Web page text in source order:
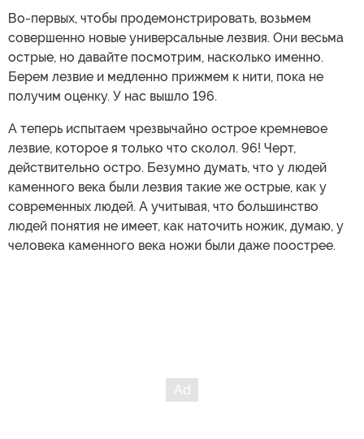
Во-первых, чтобы продемонстрировать, возьмем
совершенно новые универсальные лезвия. Они весьма
острые, но давайте посмотрим, насколько именно.
Берем лезвие и медленно прижмем к нити, пока не
получим оценку. У нас вышло 196.
А теперь испытаем чрезвычайно острое кремневое
лезвие, которое я только что сколол. 96! Черт,
действительно остро. Безумно думать, что у людей
каменного века были лезвия такие же острые, как у
современных людей. А учитывая, что большинство
людей понятия не имеет, как наточить ножик, думаю, у
человека каменного века ножи были даже поострее.